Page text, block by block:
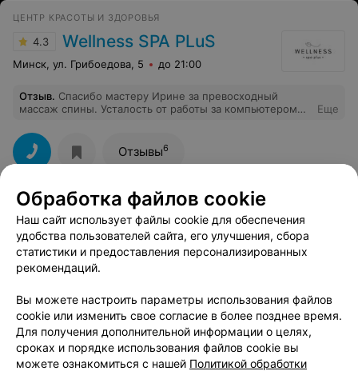
ЦЕНТР КРАСОТЫ И ЗДОРОВЬЯ
4.3 Wellness SPA PLuS
Минск, ул. Грибоедова, 5 до 21:00
Отзыв. Спасибо мастеру Ирине за превосходный
массаж спины. Усталость от работы за компьютером
Еще
Отзывы6
СПОРТИВНЫЙ КЛУБ
4.0 Yestoday
Минск, ул. Евфросиньи Полоцкой, 4 до 23:00
не всегда получается самой присутствовать на
тренировках но имеется возможность с офиса
смотреть как она тренируется-это огромный плюс! Но
последнее время какие то проблемы с трансляцией и
никто ничего не делает..
Еще
Отзывы 24
Обработка файлов cookie
Наш сайт использует файлы cookie для обеспечения
удобства пользователей сайта, его улучшения, сбора
статистики и предоставления персонализированных
рекомендаций.
Вы можете настроить параметры использования файлов
cookie или изменить свое согласие в более позднее время.
Для получения дополнительной информации о целях,
сроках и порядке использования файлов cookie вы
можете ознакомиться с нашей Политикой обработки